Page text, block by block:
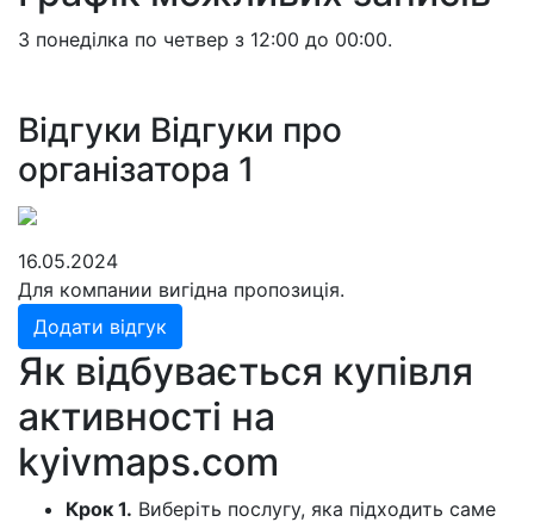
З понеділка по четвер з 12:00 до 00:00.
Відгуки Відгуки про
організатора 1
16.05.2024
Для компании вигідна пропозиція.
Додати відгук
Як відбувається купівля
активності на
kyivmaps.com
Крок 1. Виберіть послугу, яка підходить саме